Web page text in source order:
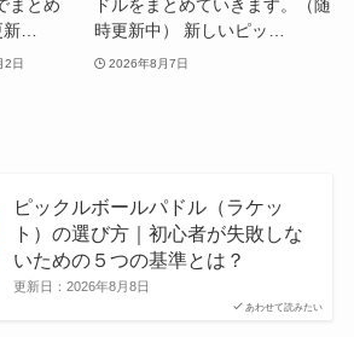
まとめ
…
2日
ドルをまとめていきます。（随
時更新中） 新しいピッ…
2026年8月7日
あわせて読みたい
ピックルボールパドル（ラケッ
ト）の選び方｜初心者が失敗しな
いための５つの基準とは？
更新日： 2026年8月8日